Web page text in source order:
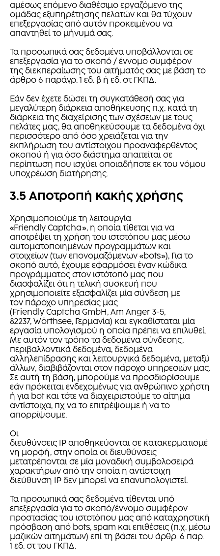
αμέσως επόμενο διαθέσιμο εργαζόμενο της
ομάδας εξυπηρέτησης πελατών και θα τύχουν
επεξεργασίας από αυτόν προκειμένου να
απαντηθεί το μήνυμά σας.
Τα προσωπικά σας δεδομένα υποβάλλονται σε
επεξεργασία για το σκοπό / έννομο συμφέρον
της διεκπεραίωσης του αιτήματός σας με βάση το
άρθρο 6 παράγρ. 1 εδ. β ή εδ. στ ΓΚΠΔ.
Εάν δεν έχετε δώσει τη συγκατάθεσή σας για
μεγαλύτερη διάρκεια αποθήκευσης π.χ. κατά τη
διάρκεια της διαχείρισης των σχέσεων με τους
πελάτες μας, θα αποθηκεύσουμε τα δεδομένα όχι
περισσότερο από όσο χρειάζεται για την
εκπλήρωση του αντίστοιχου προαναφερθέντος
σκοπού ή για όσο διάστημα απαιτείται σε
περίπτωση που ισχύει οποιαδήποτε εκ του νόμου
υποχρέωση διατήρησης.
3.5 Αποτροπή κακής χρήσης
Χρησιμοποιούμε τη λειτουργία
«Friendly Captcha», η οποία τίθεται για να
αποτρέψει τη χρήση του ιστοτόπου μας μέσω
αυτοματοποιημένων προγραμμάτων και
στοιχείων (των επονομαζόμενων «bots»), Για το
σκοπό αυτό, έχουμε εφαρμόσει έναν κώδικα
προγράμματος στον ιστότοπό μας που
διασφαλίζει ότι η τελική συσκευή που
χρησιμοποιείτε εξασφαλίζει μία σύνδεση με
τον πάροχο υπηρεσίας μας
(Friendly Captcha GmbH, Am Anger 3-5,
82237, Wörthsee, Γερμανία) και εγκαθίσταται μία
εργασία υπολογισμού η οποία πρέπει να επιλυθεί.
Με αυτόν τον τρόπο τα δεδομένα σύνδεσης,
περιβαλλοντικά δεδομένα, δεδομένα
αλληλεπίδρασης και λειτουργικά δεδομένα, μεταξύ
άλλων, διαβιβάζονται στον πάροχο υπηρεσιών μας.
Σε αυτή τη βάση, μπορούμε να προσδιορίσουμε
εάν πρόκειται ενδεχομένως για ανθρώπινο χρήστη
ή για bot και τότε να διαχειριστούμε το αίτημα
αντίστοιχα, πχ να το επιτρέψουμε ή να το
απορρίψουμε.
Οι
διευθύνσεις IP αποθηκεύονται σε κατακερματισμέ
νη μορφή, στην οποία οι διευθύνσεις
μετατρέπονται σε μία μοναδική συμβολοσειρά
χαρακτήρων από την οποία η αντίστοιχη
διεύθυνση IP δεν μπορεί να επανυπολογιστεί.
Τα προσωπικά σας δεδομένα τίθενται υπό
επεξεργασία για το σκοπό/έννομο συμφέρον
προστασίας του ιστοτόπου μας από καταχρηστική
πρόσβαση από bots, spam και επιθέσεις (π.χ. μέσω
μαζικών αιτημάτων) επί τη βάσει του άρθρ. 6 παρ.
1 εδ. στ του ΓΚΠΔ.